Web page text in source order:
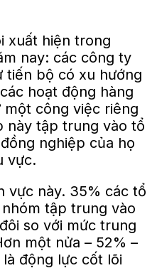
xuất hiện trong
nay: các công ty
tiến bộ có xu hướng
hoạt động hàng
công việc riêng
này tập trung vào tổ
đồng nghiệp của họ
vực.
vực này. 35% các tổ
tập trung vào
so với mức trung
một nửa – 52% –
động lực cốt lõi